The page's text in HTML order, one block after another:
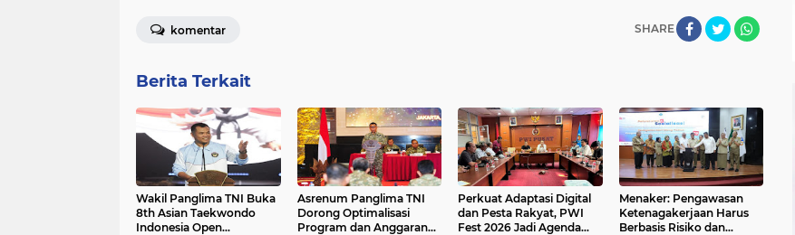
SHARE
komentar
Berita Terkait
Wakil Panglima TNI Buka
8th Asian Taekwondo
Indonesia Open
Asrenum Panglima TNI
Dorong Optimalisasi
Program dan Anggaran
Perkuat Adaptasi Digital
dan Pesta Rakyat, PWI
Fest 2026 Jadi Agenda
Menaker: Pengawasan
Ketenagakerjaan Harus
Berbasis Risiko dan